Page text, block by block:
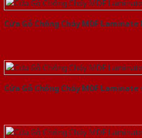
Cửa Gỗ Chống Cháy MDF Laminate
Cửa Gỗ Chống Cháy MDF Laminate